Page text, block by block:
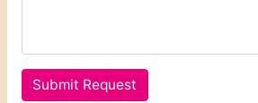
Submit Request